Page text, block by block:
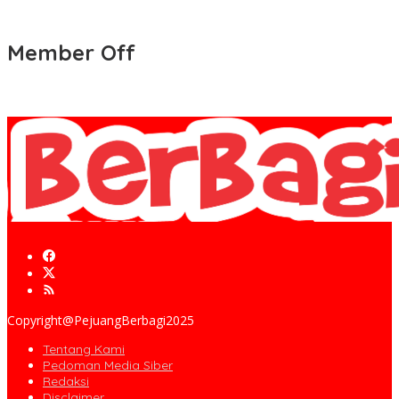
Member Off
Copyright@PejuangBerbagi2025
Tentang Kami
Pedoman Media Siber
Redaksi